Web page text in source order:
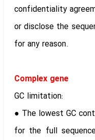
confidentiality
or disclose the
for any reason.
Complex gene
GC limitation:
● The lowest GC
for the full